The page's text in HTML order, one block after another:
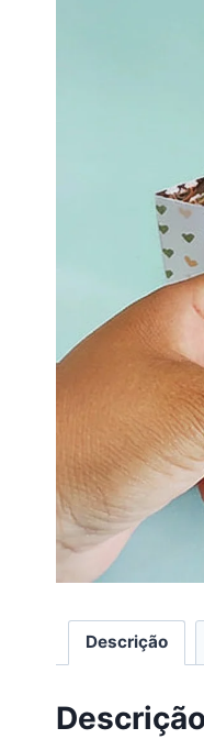
Descrição
Descrição